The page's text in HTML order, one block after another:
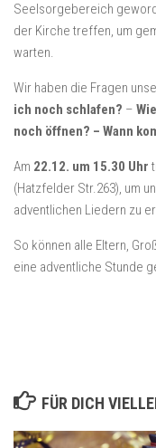
Seelsorgebereich
der Kirche treffen, um
warten.
Wir haben die Fragen
ich noch schlafen? –
noch öffnen? – Wann
Am 22.12. um 15.30 Uhr
(Hatzfelder Str.263), um
adventlichen Liedern zu
So können alle Eltern,
eine adventliche Stunde
FÜR DICH